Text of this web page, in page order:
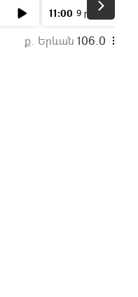
11:00 9 ր
ք. Երևան 106.0